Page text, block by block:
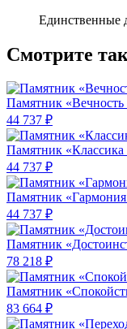
Единственные
Смотрите
Памятник «Вечность
44 737 ₽
Памятник «Классика
44 737 ₽
Памятник
44 737 ₽
Памятник
78 218 ₽
Памятник
83 664 ₽